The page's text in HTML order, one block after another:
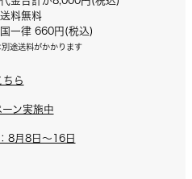
料無料
一律 660円(税込)
途送料がかかります
ら
ン実施中
8月8日～16日